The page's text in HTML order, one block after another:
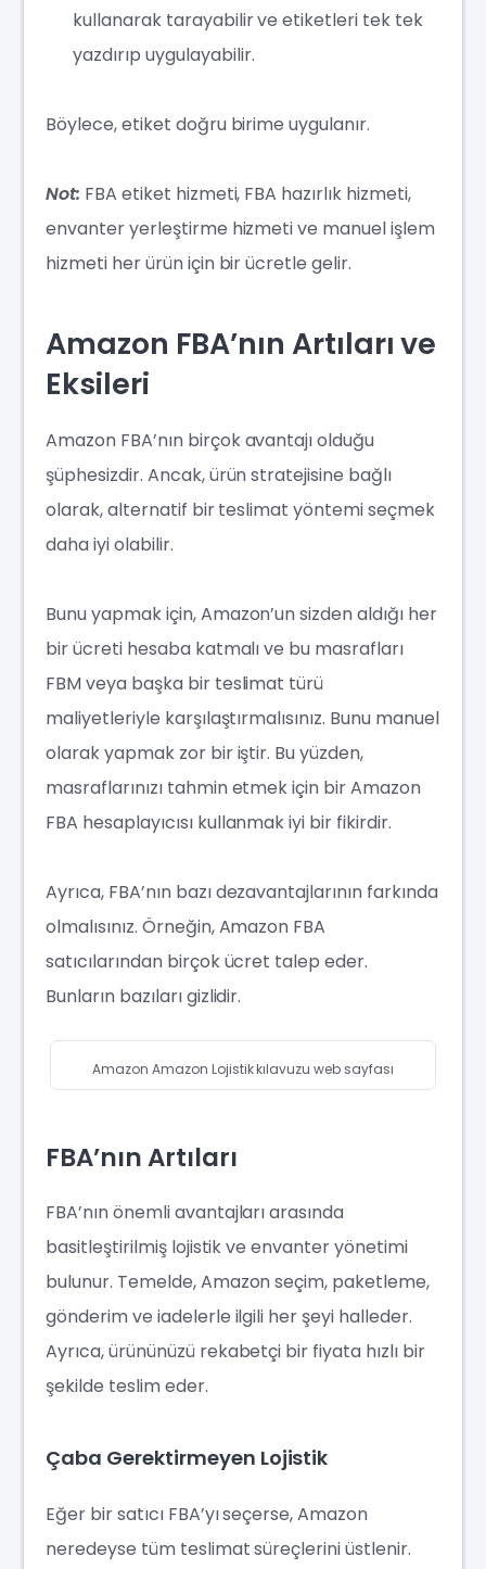
kullanarak tarayabilir ve etiketleri tek tek
yazdırıp uygulayabilir.
Böylece, etiket doğru birime uygulanır.
Not: FBA etiket hizmeti, FBA hazırlık hizmeti,
envanter yerleştirme hizmeti ve manuel işlem
hizmeti her ürün için bir ücretle gelir.
Amazon FBA’nın Artıları ve
Eksileri
Amazon FBA’nın birçok avantajı olduğu
şüphesizdir. Ancak, ürün stratejisine bağlı
olarak, alternatif bir teslimat yöntemi seçmek
daha iyi olabilir.
Bunu yapmak için, Amazon’un sizden aldığı her
bir ücreti hesaba katmalı ve bu masrafları
FBM veya başka bir teslimat türü
maliyetleriyle karşılaştırmalısınız. Bunu manuel
olarak yapmak zor bir iştir. Bu yüzden,
masraflarınızı tahmin etmek için bir Amazon
FBA hesaplayıcısı kullanmak iyi bir fikirdir.
Ayrıca, FBA’nın bazı dezavantajlarının farkında
olmalısınız. Örneğin, Amazon FBA
satıcılarından birçok ücret talep eder.
Bunların bazıları gizlidir.
Amazon Amazon Lojistik kılavuzu web sayfası
FBA’nın Artıları
FBA’nın önemli avantajları arasında
basitleştirilmiş lojistik ve envanter yönetimi
bulunur. Temelde, Amazon seçim, paketleme,
gönderim ve iadelerle ilgili her şeyi halleder.
Ayrıca, ürününüzü rekabetçi bir fiyata hızlı bir
şekilde teslim eder.
Çaba Gerektirmeyen Lojistik
Eğer bir satıcı FBA’yı seçerse, Amazon
neredeyse tüm teslimat süreçlerini üstlenir.